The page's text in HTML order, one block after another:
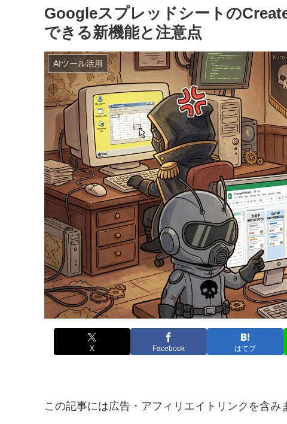
Googleスプレッドシートの
できる新機能と注意点
AIツール活用
X Facebook はてブ
この記事には広告・アフィリエイトリンクを含み